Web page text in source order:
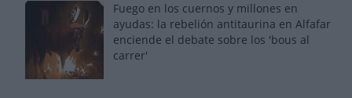
Fuego en los cuernos y millones en
ayudas: la rebelión antitaurina en Alfafar
enciende el debate sobre los 'bous al
carrer'